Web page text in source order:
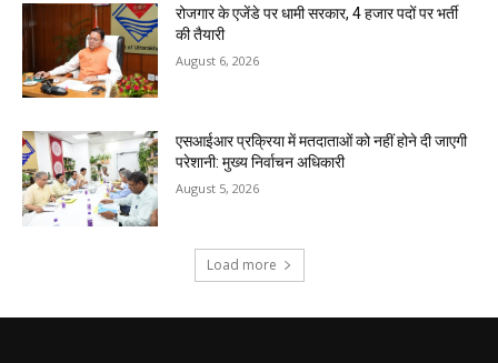
रोजगार के एजेंडे पर धामी सरकार, 4 हजार पदों पर भर्ती
की तैयारी
August 6, 2026
एसआईआर प्रक्रिया में मतदाताओं को नहीं होने दी जाएगी
परेशानी: मुख्य निर्वाचन अधिकारी
August 5, 2026
Load more